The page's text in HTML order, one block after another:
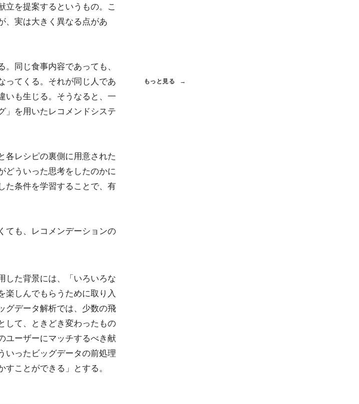
立を提案するというもの。こ
、実は大きく異なる点があ
同じ食事内容であっても、
ってくる。それが同じ人であ
いも生じる。そうなると、一
」を用いたレコメンドシステ
各レシピの裏側に用意された
どういった思考をしたのかに
た条件を学習することで、有
ても、レコメンデーションの
した背景には、「いろいろな
楽しんでもらうために取り入
グデータ解析では、少数の飛
して、ときどき変わったもの
ユーザーにマッチするべき献
いったビッグデータの前処理
ことができる」とする。
もっと見る